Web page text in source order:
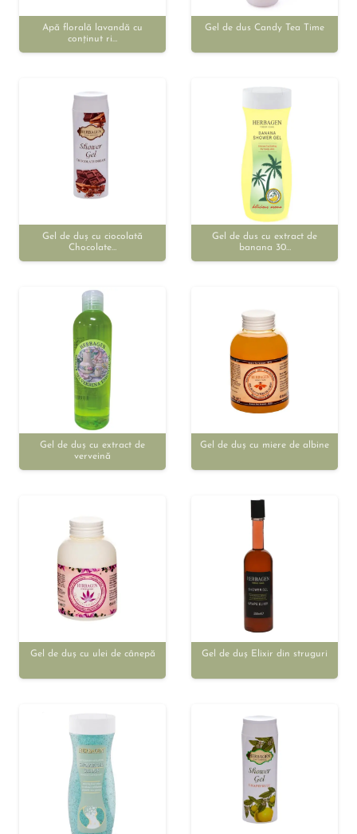
Apă florală lavandă cu
conținut ri…
Gel de dus Candy Tea Time
Gel de duș cu ciocolată
Chocolate…
Gel de dus cu extract de
banana 30…
Gel de duș cu extract de
verveină
Gel de duș cu miere de albine
Gel de duș cu ulei de cânepă Gel de duș Elixir din struguri